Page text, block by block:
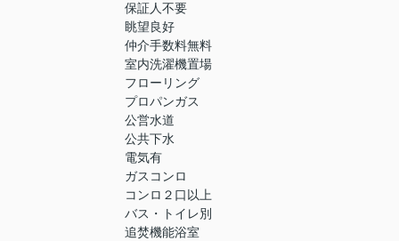
保証人不要
眺望良好
仲介手数料無料
室内洗濯機置場
フローリング
プロパンガス
公営水道
公共下水
電気有
ガスコンロ
コンロ２口以上
バス・トイレ別
追焚機能浴室